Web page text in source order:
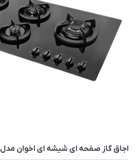
اجاق گاز صفحه ای شیشه ای اخوان مدل G-24-S-HE